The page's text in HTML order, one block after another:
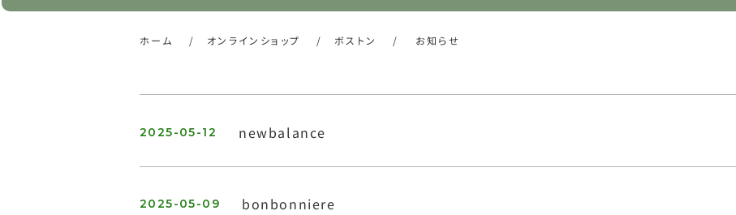
ホーム / オンラインショップ / ボストン / お知らせ
2025-05-12 newbalance
2025-05-09 bonbonniere